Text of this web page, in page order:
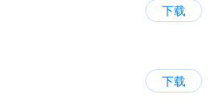
下载
下载